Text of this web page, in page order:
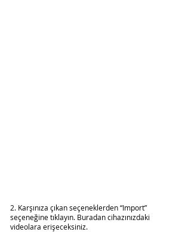
2. Karşınıza çıkan seçeneklerden “Import”
seçeneğine tıklayın. Buradan cihazınızdaki
videolara erişeceksiniz.